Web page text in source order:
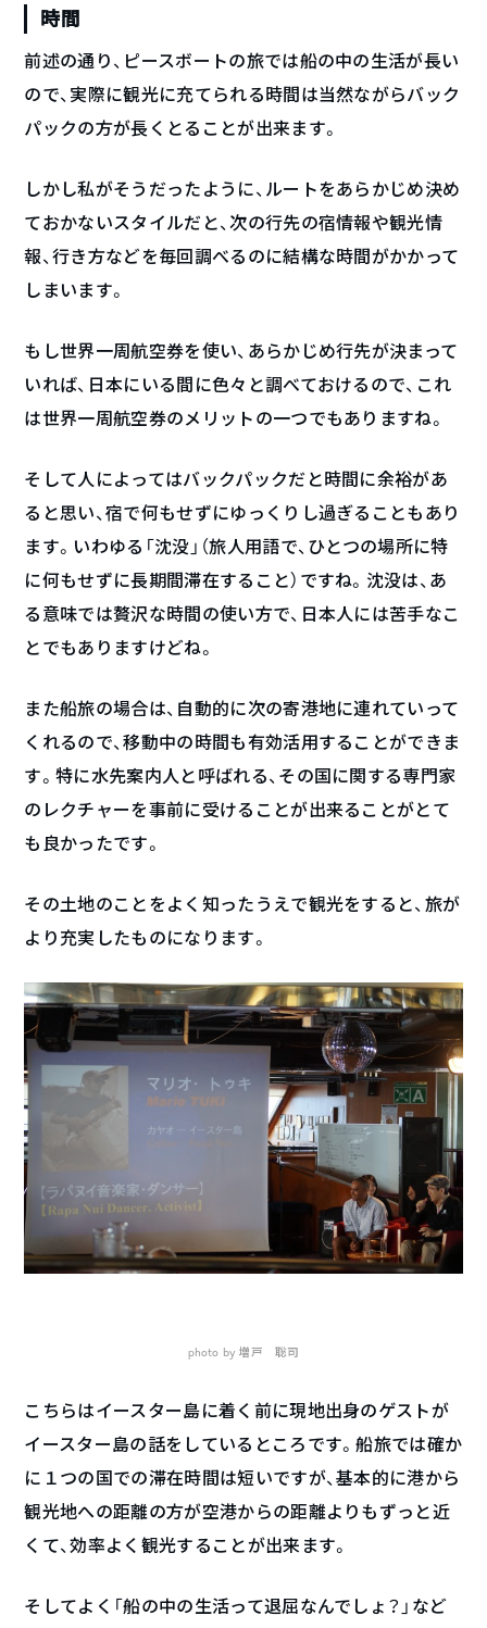
時間
前述の通り、ピースボートの旅では船の中の生活が長い
ので、実際に観光に充てられる時間は当然ながらバック
パックの方が長くとることが出来ます。
しかし私がそうだったように、ルートをあらかじめ決め
ておかないスタイルだと、次の行先の宿情報や観光情
報、行き方などを毎回調べるのに結構な時間がかかって
しまいます。
もし世界一周航空券を使い、あらかじめ行先が決まって
いれば、日本にいる間に色々と調べておけるので、これ
は世界一周航空券のメリットの一つでもありますね。
そして人によってはバックパックだと時間に余裕があ
ると思い、宿で何もせずにゆっくりし過ぎることもあり
ます。いわゆる「沈没」（旅人用語で、ひとつの場所に特
に何もせずに長期間滞在すること）ですね。沈没は、あ
る意味では贅沢な時間の使い方で、日本人には苦手なこ
とでもありますけどね。
また船旅の場合は、自動的に次の寄港地に連れていって
くれるので、移動中の時間も有効活用することができま
す。特に水先案内人と呼ばれる、その国に関する専門家
のレクチャーを事前に受けることが出来ることがとて
も良かったです。
その土地のことをよく知ったうえで観光をすると、旅が
より充実したものになります。
photo by 増戸 聡司
こちらはイースター島に着く前に現地出身のゲストが
イースター島の話をしているところです。船旅では確か
に１つの国での滞在時間は短いですが、基本的に港から
観光地への距離の方が空港からの距離よりもずっと近
くて、効率よく観光することが出来ます。
そしてよく「船の中の生活って退屈なんでしょ？」など